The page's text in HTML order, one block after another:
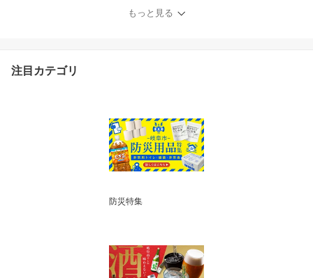
郷土料理 地酒 補助券 お
酒 旅行 チケット 金券 デ
もっと見る
注目カテゴリ
防災特集